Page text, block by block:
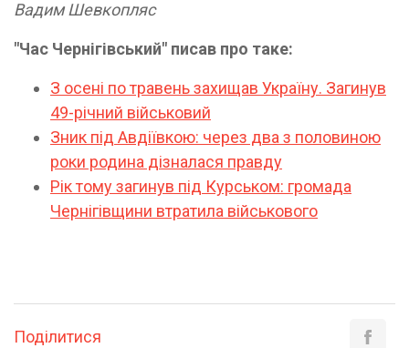
Вадим Шевкопляс
"Час Чернігівський" писав про таке:
З осені по травень захищав Україну. Загинув
49-річний військовий
Зник під Авдіївкою: через два з половиною
роки родина дізналася правду
Рік тому загинув під Курськом: громада
Чернігівщини втратила військового
Поділитися